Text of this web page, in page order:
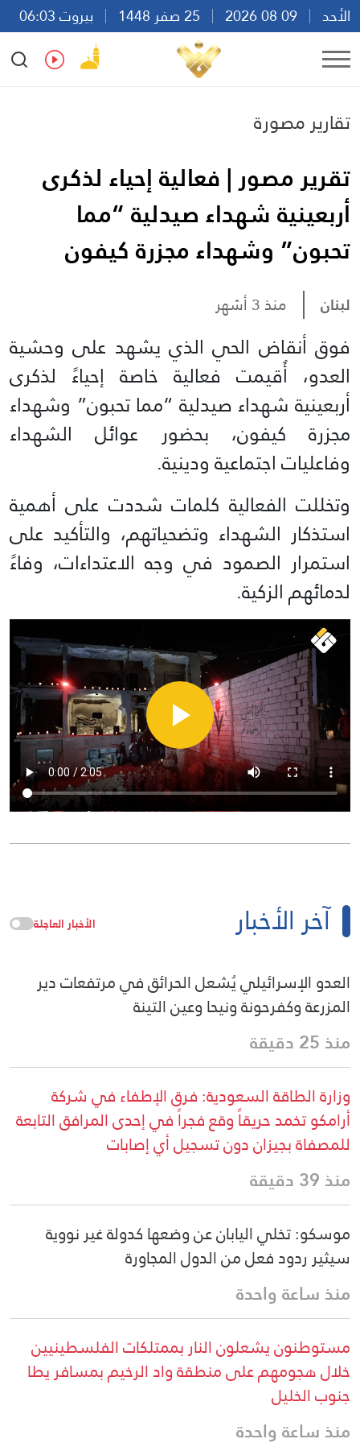
الأحد
بيروت 06:03
Ar
En Fr Es
تقارير مصورة
تقرير مصور | فعالية إحياء لذكرى
أربعينية شهداء صيدلية “مما
تحبون” وشهداء مجزرة كيفون
لبنان منذ 3 أشهر
فوق أنقاض الحي الذي يشهد على وحشية
العدو، أُقيمت فعالية خاصة إحياءً لذكرى
أربعينية شهداء صيدلية “مما تحبون” وشهداء
مجزرة كيفون، بحضور عوائل الشهداء
وفاعليات اجتماعية ودينية.
وتخللت الفعالية كلمات شددت على أهمية
استذكار الشهداء وتضحياتهم، والتأكيد على
استمرار الصمود في وجه الاعتداءات، وفاءً
لدمائهم الزكية.
آخر الأخبار الأخبار العاجلة
العدو الإسرائيلي يُشعل الحرائق في مرتفعات دير
المزرعة وكفرحونة ونيحا وعين التينة
منذ 25 دقيقة
وزارة الطاقة السعودية: فرق الإطفاء في شركة
أرامكو تخمد حريقاً وقع فجراً في إحدى المرافق التابعة
للمصفاة بجيزان دون تسجيل أي إصابات
منذ 39 دقيقة
موسكو: تخلي اليابان عن وضعها كدولة غير نووية
سيثير ردود فعل من الدول المجاورة
منذ ساعة واحدة
مستوطنون يشعلون النار بممتلكات الفلسطينيين
خلال هجومهم على منطقة واد الرخيم بمسافر يطا
جنوب الخليل
منذ ساعة واحدة